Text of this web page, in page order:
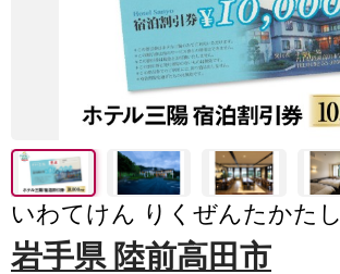
いわてけん りくぜんたかたし
岩手県 陸前高田市